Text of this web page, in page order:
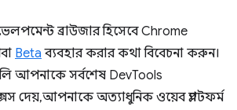
ব্রাউজার হিসেবে Chrome
Beta ব্যবহার করার কথা বিবেচনা করুন।
আপনাকে সর্বশেষ DevTools
দেয়, আপনাকে অত্যাধুনিক ওয়েব প্ল্যাটফর্ম